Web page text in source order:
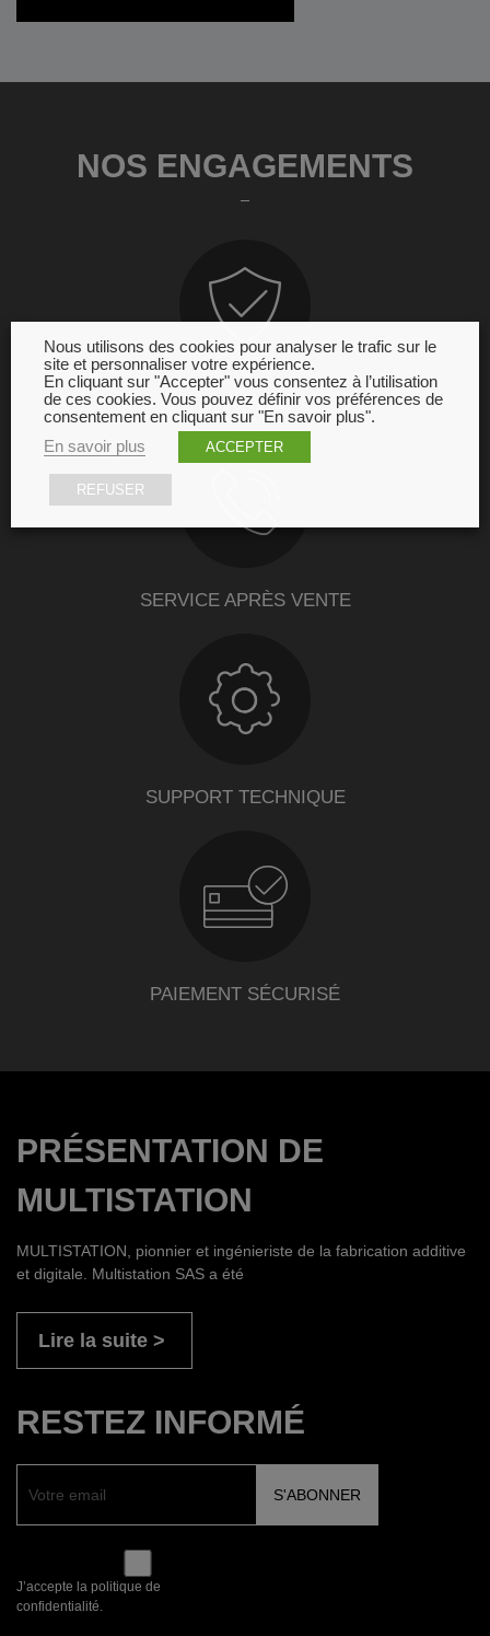
NOS ENGAGEMENTS
GARANTIE
SERVICE APRÈS VENTE
SUPPORT TECHNIQUE
PAIEMENT SÉCURISÉ
PRÉSENTATION DE
MULTISTATION
MULTISTATION, pionnier et ingénieriste de la fabrication additive
et digitale. Multistation SAS a été
Lire la suite
RESTEZ INFORMÉ
J’accepte la politique de
confidentialité.
Nous utilisons des cookies pour analyser le trafic sur le
site et personnaliser votre expérience.
En cliquant sur "Accepter" vous consentez à l’utilisation
de ces cookies. Vous pouvez définir vos préférences de
consentement en cliquant sur "En savoir plus".
En savoir plus
ACCEPTER
REFUSER